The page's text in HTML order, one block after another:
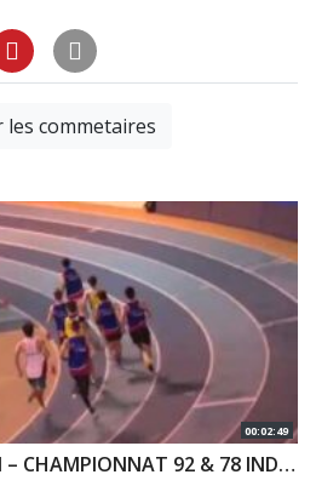
les commetaires
00:02:49
800M – FINALE 5 – CAM – CHAMPIONNAT 92 & 78 INDOOR 03/12/2017 – EAUBONNE